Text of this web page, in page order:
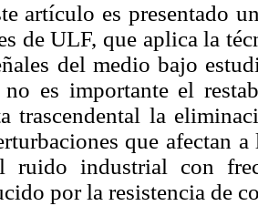
artículo es presentado
de ULF, que aplica la
del medio bajo
no es importante el
trascendental la
que afectan
ruido industrial con
por la resistencia de